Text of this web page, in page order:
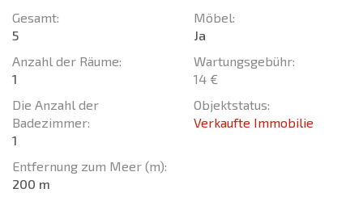
Gesamt:
5
Anzahl der Räume:
1
Die Anzahl der
Badezimmer:
1
Entfernung zum Meer (m):
200 m
Möbel:
Ja
Wartungsgebühr:
14 €
Objektstatus:
Verkaufte Immobilie